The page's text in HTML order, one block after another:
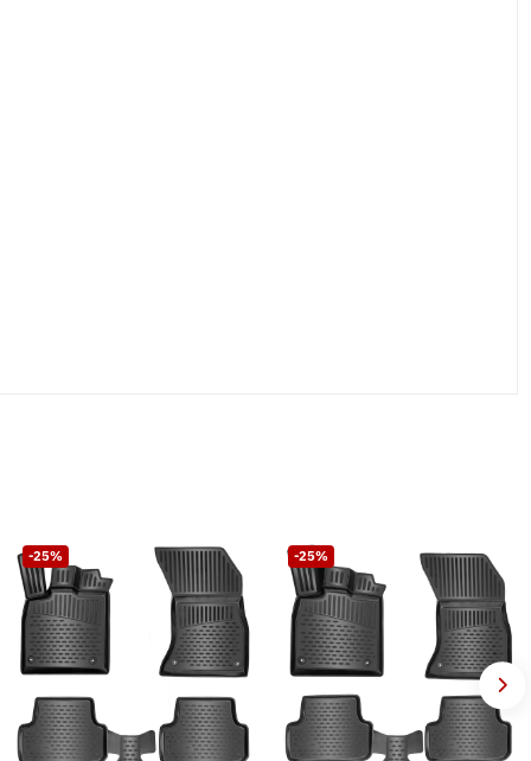
-25% -25%